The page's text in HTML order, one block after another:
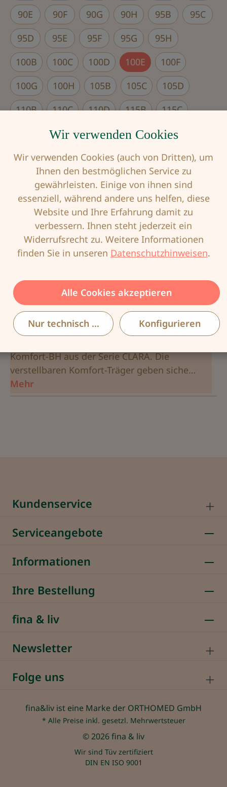
90E
90F 90G 90H 95B
95C
95D
95E 95F 95G
95H
100B
100C 100D 100E
100F
100G
100H 105B 105C
105D
110B
110C 110D 115B
115C
Produkt Anzahl: Gib den gewünschten
In den Warenkorb
Produktnummer: ANI-5459-007-100E
Beschreibung
Komfort-BH aus der Serie CLARA. Die
verstellbaren Komfort-Träger geben siche…
Mehr
Kundenservice
Serviceangebote
Informationen
Ihre Bestellung
fina & liv
Newsletter
Folge uns
fina&liv ist eine Marke der ORTHOMED GmbH
* Alle Preise inkl. gesetzl. Mehrwertsteuer
© 2026 fina & liv
Wir sind Tüv zertifiziert
DIN EN ISO 9001
Wir verwenden Cookies
Wir verwenden Cookies (auch von Dritten), um
Ihnen den bestmöglichen Service zu
gewährleisten. Einige von ihnen sind
essenziell, während andere uns helfen, diese
Website und Ihre Erfahrung damit zu
verbessern. Ihnen steht jederzeit ein
Widerrufsrecht zu. Weitere Informationen
finden Sie in unseren Datenschutzhinweisen.
Alle Cookies akzeptieren
Nur technisch notwendigeKonfigurieren